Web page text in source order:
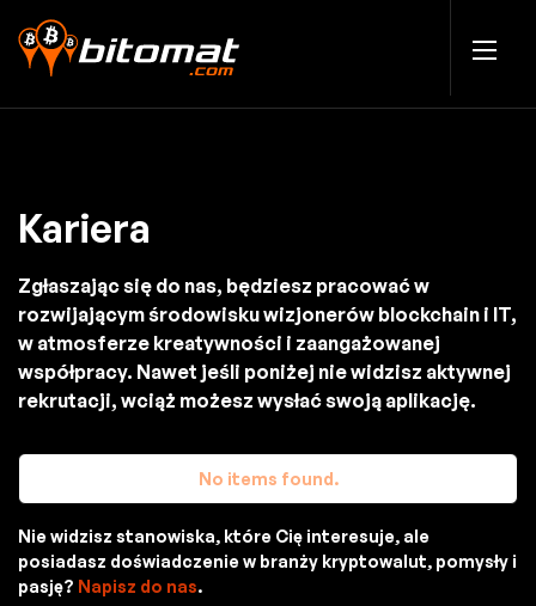
Kariera
Zgłaszając się do nas, będziesz pracować w
rozwijającym środowisku wizjonerów blockchain i IT,
w atmosferze kreatywności i zaangażowanej
współpracy. Nawet jeśli poniżej nie widzisz aktywnej
rekrutacji, wciąż możesz wysłać swoją aplikację.
No items found.
Nie widzisz stanowiska, które Cię interesuje, ale
posiadasz doświadczenie w branży kryptowalut, pomysły i
pasję? Napisz do nas.